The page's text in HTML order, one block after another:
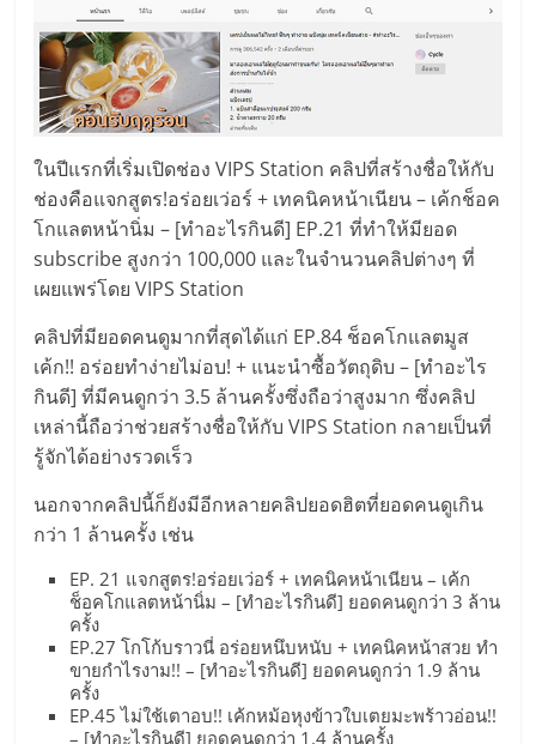
ในปีแรกที่เริ่มเปิดช่อง VIPS Station คลิปที่สร้างชื่อให้กับ
ช่องคือแจกสูตร!อร่อยเว่อร์ + เทคนิคหน้าเนียน – เค้กช็อค
โกแลตหน้านิ่ม – [ทำอะไรกินดี] EP.21 ที่ทำให้มียอด
subscribe สูงกว่า 100,000 และในจำนวนคลิปต่างๆ ที่
เผยแพร่โดย VIPS Station
คลิปที่มียอดคนดูมากที่สุดได้แก่ EP.84 ช็อคโกแลตมูส
เค้ก!! อร่อยทำง่ายไม่อบ! + แนะนำซื้อวัตถุดิบ – [ทำอะไร
กินดี] ที่มีคนดูกว่า 3.5 ล้านครั้งซึ่งถือว่าสูงมาก ซึ่งคลิป
เหล่านี้ถือว่าช่วยสร้างชื่อให้กับ VIPS Station กลายเป็นที่
รู้จักได้อย่างรวดเร็ว
นอกจากคลิปนี้ก็ยังมีอีกหลายคลิปยอดฮิตที่ยอดคนดูเกิน
กว่า 1 ล้านครั้ง เช่น
EP. 21 แจกสูตร!อร่อยเว่อร์ + เทคนิคหน้าเนียน – เค้ก
ช็อคโกแลตหน้านิ่ม – [ทำอะไรกินดี] ยอดคนดูกว่า 3 ล้าน
ครั้ง
EP.27 โกโก้บราวนี่ อร่อยหนึบหนับ + เทคนิคหน้าสวย ทำ
ขายกำไรงาม!! – [ทำอะไรกินดี] ยอดคนดูกว่า 1.9 ล้าน
ครั้ง
EP.45 ไม่ใช้เตาอบ!! เค้กหม้อหุงข้าวใบเตยมะพร้าวอ่อน!!
– [ทำอะไรกินดี] ยอดคนดูกว่า 1.4 ล้านครั้ง